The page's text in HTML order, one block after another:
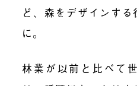
ど、森をデザインす
に。
林業が以前と比べて